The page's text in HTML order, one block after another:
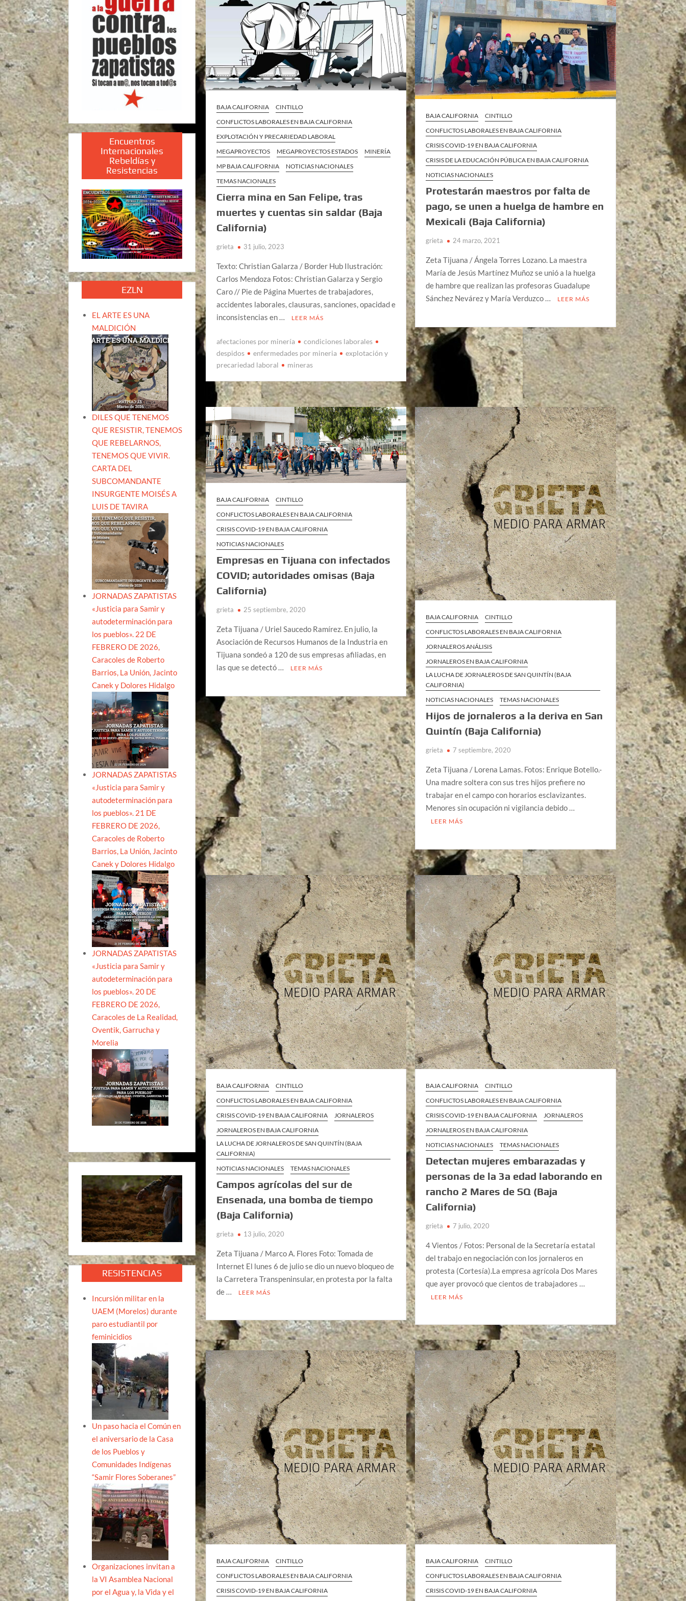
BAJA CALIFORNIA
CINTILLO
CONFLICTOS LABORALES EN BAJA CALIFORNIA
EXPLOTACIÓN Y PRECARIEDAD LABORAL
MEGAPROYECTOS
MEGAPROYECTOS ESTADOS
MINERÍA
MP BAJA CALIFORNIA
NOTICIAS NACIONALES
TEMAS NACIONALES
Cierra mina en San Felipe, tras
muertes y cuentas sin saldar (Baja
California)
grieta 31 julio, 2023
Texto: Christian Galarza / Border Hub Ilustración:
Carlos Mendoza Fotos: Christian Galarza y Sergio
Caro // Pie de Página Muertes de trabajadores,
accidentes laborales, clausuras, sanciones, opacidad e
inconsistencias en …
LEER MÁS
afectaciones por minería
condiciones laborales
despidos
enfermedades por mineria
explotación y
precariedad laboral
mineras
BAJA CALIFORNIA
CINTILLO
CONFLICTOS LABORALES EN BAJA CALIFORNIA
CRISIS COVID-19 EN BAJA CALIFORNIA
CRISIS DE LA EDUCACIÓN PÚBLICA EN BAJA CALIFORNIA
NOTICIAS NACIONALES
Protestarán maestros por falta de
pago, se unen a huelga de hambre en
Mexicali (Baja California)
grieta 24 marzo, 2021
Zeta Tijuana / Ángela Torres Lozano. La maestra
María de Jesús Martínez Muñoz se unió a la huelga
de hambre que realizan las profesoras Guadalupe
Sánchez Nevárez y María Verduzco …
LEER MÁS
BAJA CALIFORNIA
CINTILLO
CONFLICTOS LABORALES EN BAJA CALIFORNIA
CRISIS COVID-19 EN BAJA CALIFORNIA
NOTICIAS NACIONALES
Empresas en Tijuana con infectados
COVID; autoridades omisas (Baja
California)
grieta 25 septiembre, 2020
Zeta Tijuana / Uriel Saucedo Ramírez. En julio, la
Asociación de Recursos Humanos de la Industria en
Tijuana sondeó a 120 de sus empresas afiliadas, en
las que se detectó …
LEER MÁS
BAJA CALIFORNIA
CINTILLO
CONFLICTOS LABORALES EN BAJA CALIFORNIA
JORNALEROS ANÁLISIS
JORNALEROS EN BAJA CALIFORNIA
LA LUCHA DE JORNALEROS DE SAN QUINTÍN (BAJA
CALIFORNIA)
NOTICIAS NACIONALES
TEMAS NACIONALES
Hijos de jornaleros a la deriva en San
Quintín (Baja California)
grieta 7 septiembre, 2020
Zeta Tijuana / Lorena Lamas. Fotos: Enrique Botello.-
Una madre soltera con sus tres hijos prefiere no
trabajar en el campo con horarios esclavizantes.
Menores sin ocupación ni vigilancia debido …
LEER MÁS
BAJA CALIFORNIA
CINTILLO
CONFLICTOS LABORALES EN BAJA CALIFORNIA
CRISIS COVID-19 EN BAJA CALIFORNIA
JORNALEROS
JORNALEROS EN BAJA CALIFORNIA
LA LUCHA DE JORNALEROS DE SAN QUINTÍN (BAJA
CALIFORNIA)
NOTICIAS NACIONALES
TEMAS NACIONALES
Campos agrícolas del sur de
Ensenada, una bomba de tiempo
(Baja California)
grieta 13 julio, 2020
Zeta Tijuana / Marco A. Flores Foto: Tomada de
Internet El lunes 6 de julio se dio un nuevo bloqueo de
la Carretera Transpeninsular, en protesta por la falta
de …
LEER MÁS
BAJA CALIFORNIA
CINTILLO
CONFLICTOS LABORALES EN BAJA CALIFORNIA
CRISIS COVID-19 EN BAJA CALIFORNIA
JORNALEROS
JORNALEROS EN BAJA CALIFORNIA
NOTICIAS NACIONALES
TEMAS NACIONALES
Detectan mujeres embarazadas y
personas de la 3a edad laborando en
rancho 2 Mares de SQ (Baja
California)
grieta 7 julio, 2020
4 Vientos / Fotos: Personal de la Secretaría estatal
del trabajo en negociación con los jornaleros en
protesta (Cortesía).La empresa agrícola Dos Mares
que ayer provocó que cientos de trabajadores …
LEER MÁS
BAJA CALIFORNIA
CINTILLO
CONFLICTOS LABORALES EN BAJA CALIFORNIA
CRISIS COVID-19 EN BAJA CALIFORNIA
BAJA CALIFORNIA
CINTILLO
CONFLICTOS LABORALES EN BAJA CALIFORNIA
CRISIS COVID-19 EN BAJA CALIFORNIA
Encuentros
Internacionales
Rebeldías y
Resistencias
EZLN
EL ARTE ES UNA
MALDICIÓN
DILES QUE TENEMOS
QUE RESISTIR, TENEMOS
QUE REBELARNOS,
TENEMOS QUE VIVIR.
CARTA DEL
SUBCOMANDANTE
INSURGENTE MOISÉS A
LUIS DE TAVIRA
JORNADAS ZAPATISTAS
«Justicia para Samir y
autodeterminación para
los pueblos». 22 DE
FEBRERO DE 2026,
Caracoles de Roberto
Barrios, La Unión, Jacinto
Canek y Dolores Hidalgo
JORNADAS ZAPATISTAS
«Justicia para Samir y
autodeterminación para
los pueblos». 21 DE
FEBRERO DE 2026,
Caracoles de Roberto
Barrios, La Unión, Jacinto
Canek y Dolores Hidalgo
JORNADAS ZAPATISTAS
«Justicia para Samir y
autodeterminación para
los pueblos». 20 DE
FEBRERO DE 2026,
Caracoles de La Realidad,
Oventik, Garrucha y
Morelia
RESISTENCIAS
Incursión militar en la
UAEM (Morelos) durante
paro estudiantil por
feminicidios
Un paso hacia el Común en
el aniversario de la Casa
de los Pueblos y
Comunidades Indígenas
“Samir Flores Soberanes”
Organizaciones invitan a
la VI Asamblea Nacional
por el Agua y, la Vida y el